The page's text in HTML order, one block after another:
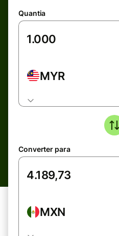
Quantia
MYR
Converter para
MXN